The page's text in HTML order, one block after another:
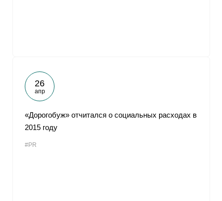
26
апр
«Дорогобуж» отчитался о социальных расходах в
2015 году
#PR